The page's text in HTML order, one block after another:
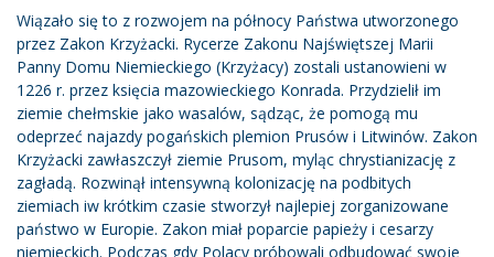
Wiązało się to z rozwojem na północy Państwa utworzonego
przez Zakon Krzyżacki. Rycerze Zakonu Najświętszej Marii
Panny Domu Niemieckiego (Krzyżacy) zostali ustanowieni w
1226 r. przez księcia mazowieckiego Konrada. Przydzielił im
ziemie chełmskie jako wasalów, sądząc, że pomogą mu
odeprzeć najazdy pogańskich plemion Prusów i Litwinów. Zakon
Krzyżacki zawłaszczył ziemie Prusom, myląc chrystianizację z
zagładą. Rozwinął intensywną kolonizację na podbitych
ziemiach iw krótkim czasie stworzył najlepiej zorganizowane
państwo w Europie. Zakon miał poparcie papieży i cesarzy
niemieckich. Podczas gdy Polacy próbowali odbudować swoje